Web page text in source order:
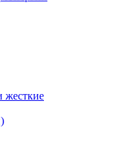
жесткие